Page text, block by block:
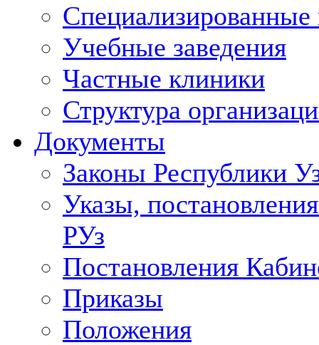
Учебные заведения
Частные клиники
Структура
Документы
Законы Республики
Указы,
РУз
Постановления
Приказы
Положения